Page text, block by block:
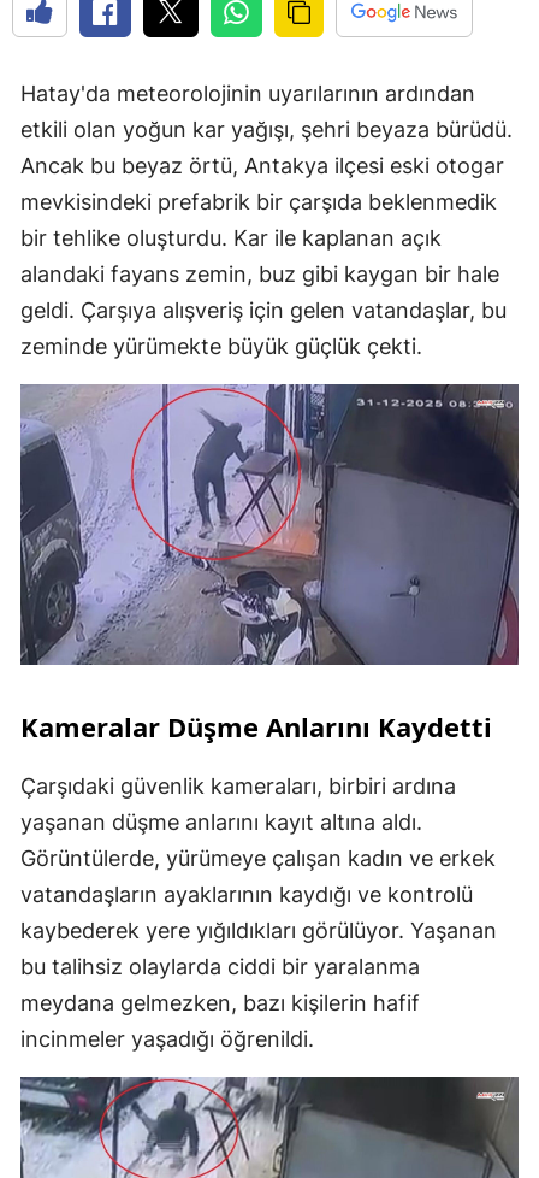
Hatay'da meteorolojinin uyarılarının ardından
etkili olan yoğun kar yağışı, şehri beyaza bürüdü.
Ancak bu beyaz örtü, Antakya ilçesi eski otogar
mevkisindeki prefabrik bir çarşıda beklenmedik
bir tehlike oluşturdu. Kar ile kaplanan açık
alandaki fayans zemin, buz gibi kaygan bir hale
geldi. Çarşıya alışveriş için gelen vatandaşlar, bu
zeminde yürümekte büyük güçlük çekti.
Kameralar Düşme Anlarını Kaydetti
Çarşıdaki güvenlik kameraları, birbiri ardına
yaşanan düşme anlarını kayıt altına aldı.
Görüntülerde, yürümeye çalışan kadın ve erkek
vatandaşların ayaklarının kaydığı ve kontrolü
kaybederek yere yığıldıkları görülüyor. Yaşanan
bu talihsiz olaylarda ciddi bir yaralanma
meydana gelmezken, bazı kişilerin hafif
incinmeler yaşadığı öğrenildi.